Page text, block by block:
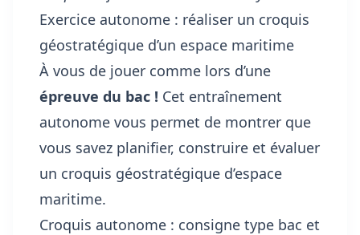
Exercice autonome : réaliser un croquis
géostratégique d’un espace maritime
À vous de jouer comme lors d’une
épreuve du bac ! Cet entraînement
autonome vous permet de montrer que
vous savez planifier, construire et évaluer
un croquis géostratégique d’espace
maritime.
Croquis autonome : consigne type bac et